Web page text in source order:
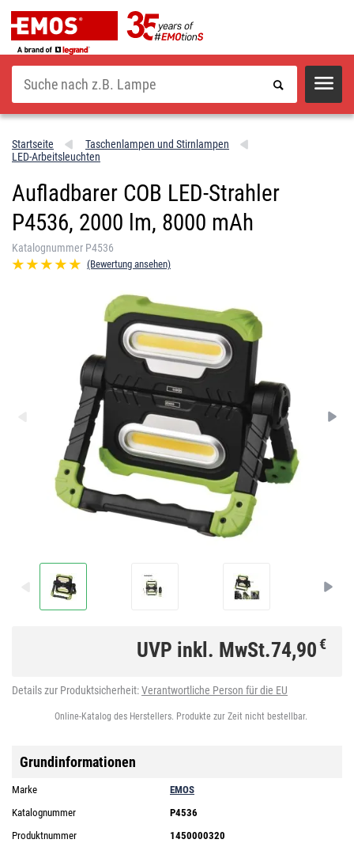
Suche
Startseite
Taschenlampen und Stirnlampen
LED-Arbeitsleuchten
Aufladbarer COB LED-Strahler
P4536, 2000 lm, 8000 mAh
Katalognummer P4536
(Bewertung ansehen)
UVP inkl. MwSt.74,90€
Details zur Produktsicherheit:Verantwortliche Person für die EU
Online-Katalog des Herstellers. Produkte zur Zeit nicht bestellbar.
Grundinformationen
Marke
EMOS
Katalognummer
P4536
Produktnummer
1450000320